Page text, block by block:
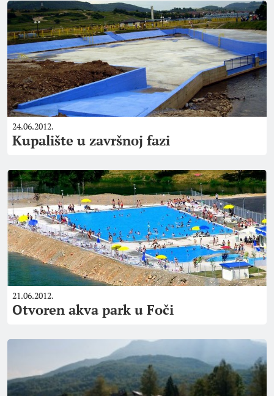
24.06.2012.
Kupalište u završnoj fazi
21.06.2012.
Otvoren akva park u Foči